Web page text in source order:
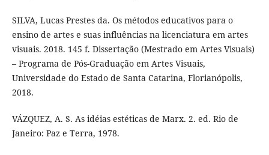
SILVA, Lucas Prestes da. Os métodos educativos para o
ensino de artes e suas influências na licenciatura em artes
visuais. 2018. 145 f. Dissertação (Mestrado em Artes Visuais)
– Programa de Pós-Graduação em Artes Visuais,
Universidade do Estado de Santa Catarina, Florianópolis,
2018.
VÁZQUEZ, A. S. As idéias estéticas de Marx. 2. ed. Rio de
Janeiro: Paz e Terra, 1978.